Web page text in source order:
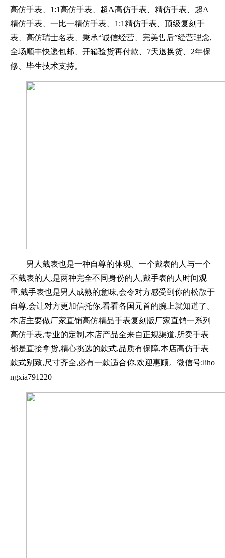
高仿手表、1:1高仿手表、超A高仿手表、精仿手表、超A
精仿手表、一比一精仿手表、1:1精仿手表、顶级复刻手
表、高仿瑞士名表、秉承“诚信经营、完美售后”经营理念,
全场顺丰快递包邮、开箱验货再付款、7天退换货、2年保
修、毕生技术支持。
男人戴表也是一种自尊的体现。一个戴表的人与一个
不戴表的人,是两种完全不同身份的人,戴手表的人时间观
重,戴手表也是男人成熟的意味,会令对方感受到你的松散于
自尊,会让对方更加信托你,看看各国元首的腕上就知道了。
本店主要做厂家直销高仿精品手表复刻版厂家直销一系列
高仿手表,专业的定制,本店产品全来自正规渠道,所卖手表
都是直接拿货,精心挑选的款式,品质有保障,本店高仿手表
款式别致,尺寸齐全,必有一款适合你,欢迎惠顾。微信号:liho
ngxia791220